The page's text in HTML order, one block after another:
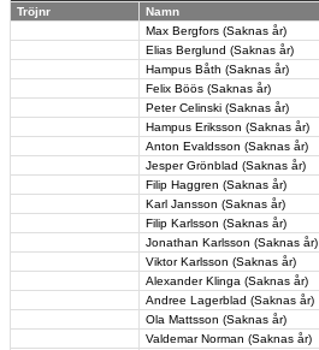
Tröjnr
Namn
Max Bergfors (Saknas år)
Elias Berglund (Saknas år)
Hampus Båth (Saknas år)
Felix Böös (Saknas år)
Peter Celinski (Saknas år)
Hampus Eriksson (Saknas år)
Anton Evaldsson (Saknas år)
Jesper Grönblad (Saknas år)
Filip Haggren (Saknas år)
Karl Jansson (Saknas år)
Filip Karlsson (Saknas år)
Jonathan Karlsson (Saknas år)
Viktor Karlsson (Saknas år)
Alexander Klinga (Saknas år)
Andree Lagerblad (Saknas år)
Ola Mattsson (Saknas år)
Valdemar Norman (Saknas år)